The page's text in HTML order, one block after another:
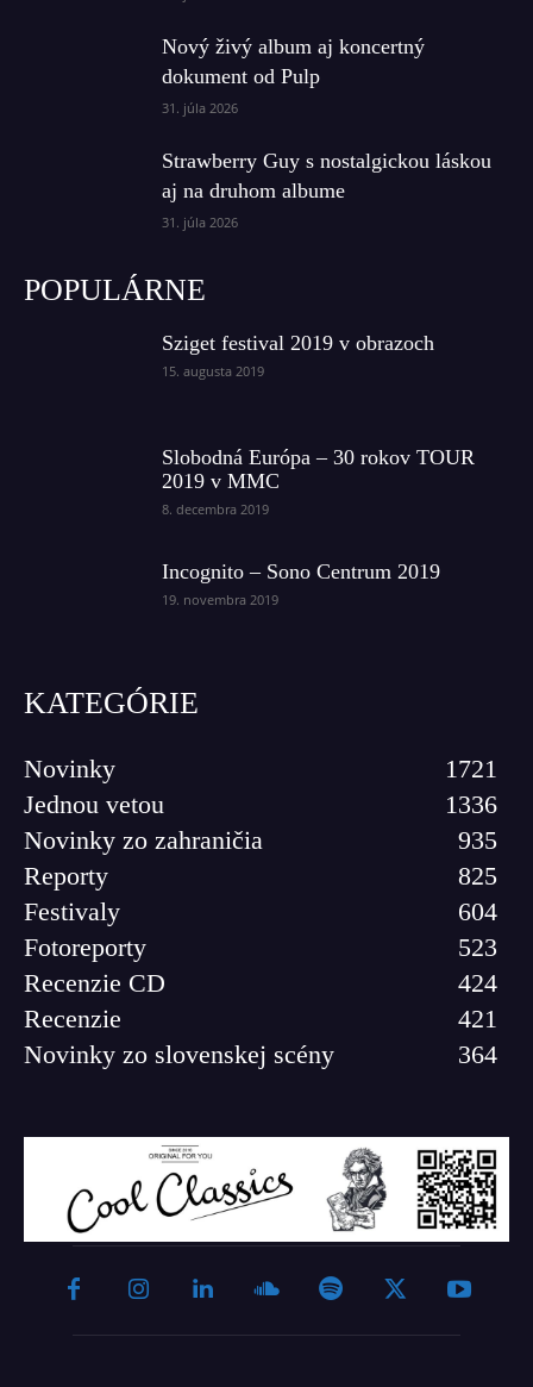
Nový živý album aj koncertný
dokument od Pulp
31. júla 2026
Strawberry Guy s nostalgickou láskou
aj na druhom albume
31. júla 2026
POPULÁRNE
Sziget festival 2019 v obrazoch
15. augusta 2019
Slobodná Európa – 30 rokov TOUR
2019 v MMC
8. decembra 2019
Incognito – Sono Centrum 2019
19. novembra 2019
KATEGÓRIE
Novinky
1721
Jednou vetou
1336
Novinky zo zahraničia
935
Reporty
825
Festivaly
604
Fotoreporty
523
Recenzie CD
424
Recenzie
421
Novinky zo slovenskej scény
364